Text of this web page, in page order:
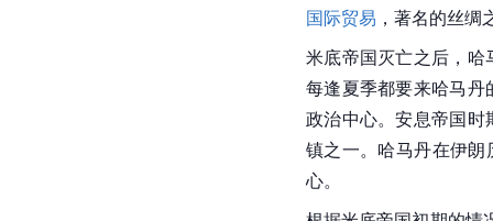
国际贸易 ，著名的丝绸
米底帝国灭亡之后，哈
每逢夏季都要来哈马丹
政治中心。安息帝国时
镇之一。 哈马丹在伊朗
心。